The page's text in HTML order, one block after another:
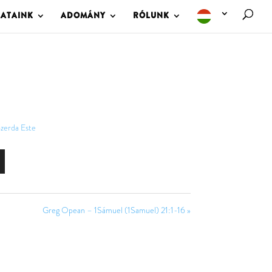
ADOMÁNY RÓLUNK
Este
Greg Opean – 1Sámuel (1Samuel) 21:1-16 »